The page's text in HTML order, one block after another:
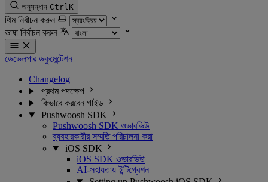
অনুসন্ধান CtrlK
থিম নির্বাচন করুন
ভাষা নির্বাচন করুন
ডেভেলপার ডকুমেন্টেশন
Changelog
প্রথম পদক্ষেপ
কিভাবে করবেন গাইড
Pushwoosh SDK
Pushwoosh SDK ওভারভিউ
ব্যবহারকারীর সম্মতি পরিচালনা করা
iOS SDK
iOS SDK ওভারভিউ
AI-সহায়তায় ইন্টিগ্রেশন